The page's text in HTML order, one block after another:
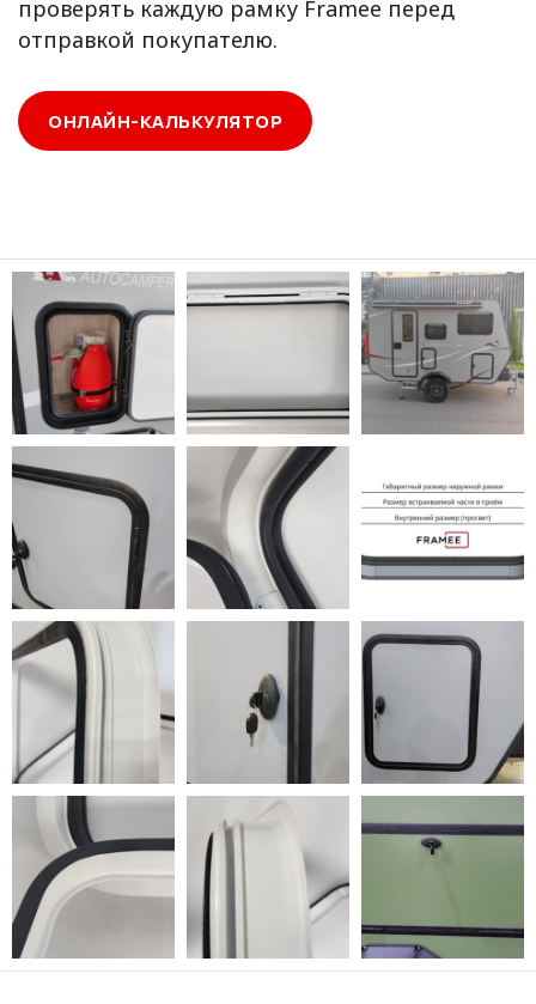
проверять каждую рамку Framee перед
отправкой покупателю.
ОНЛАЙН-КАЛЬКУЛЯТОР